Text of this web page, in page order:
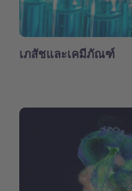
เภสัชและเคมีภัณฑ์